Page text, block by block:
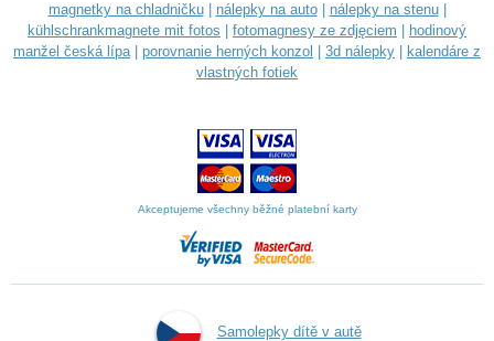
magnetky na chladničku| nálepky na auto| nálepky na stenu|
kühlschrankmagnete mit fotos
fotomagnesy ze zdjęciem
hodinový
manžel česká lípa| porovnanie herných konzol 3d nálepky
kalendáre z
vlastných fotiek
Akceptujeme všechny běžné platební karty
Samolepky dítě v autě